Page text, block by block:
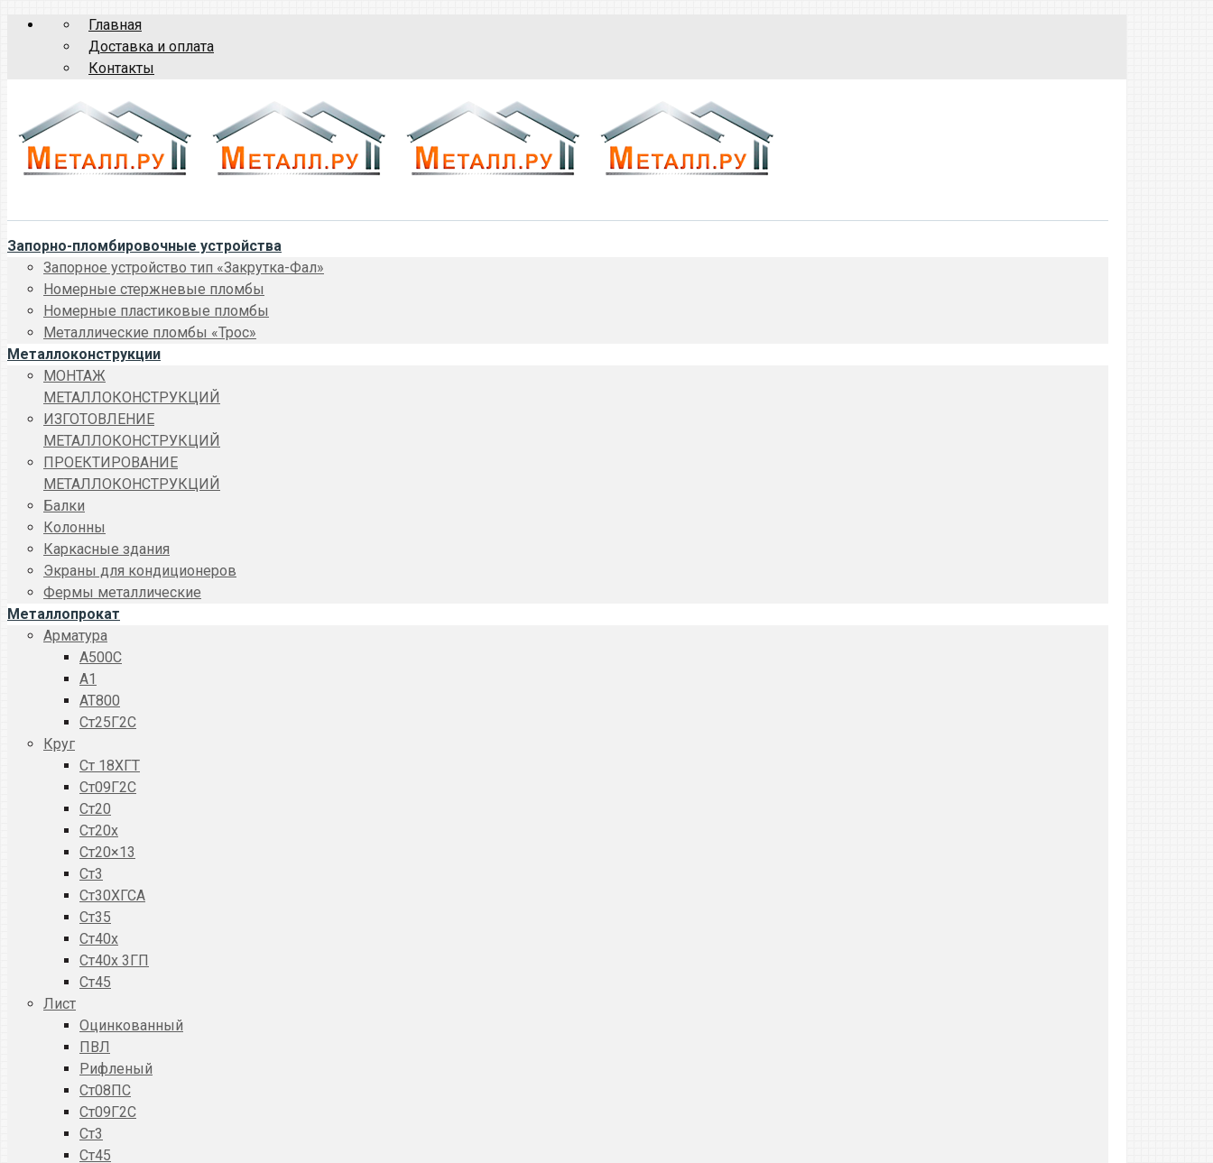
Главная
Доставка и оплата
Контакты
Запорно-пломбировочные устройства
Запорное устройство тип «Закрутка-Фал»
Номерные стержневые пломбы
Номерные пластиковые пломбы
Металлические пломбы «Трос»
Металлоконструкции
МОНТАЖ
МЕТАЛЛОКОНСТРУКЦИЙ
ИЗГОТОВЛЕНИЕ
МЕТАЛЛОКОНСТРУКЦИЙ
ПРОЕКТИРОВАНИЕ
МЕТАЛЛОКОНСТРУКЦИЙ
Балки
Колонны
Каркасные здания
Экраны для кондиционеров
Фермы металлические
Металлопрокат
Арматура
A500C
А1
АТ800
Ст25Г2С
Круг
Ст 18ХГТ
Ст09Г2С
Ст20
Ст20x
Ст20×13
Ст3
Ст30ХГСА
Ст35
Ст40х
Ст40х 3ГП
Ст45
Лист
Оцинкованный
ПВЛ
Рифленый
Ст08ПС
Ст09Г2С
Ст3
Ст45